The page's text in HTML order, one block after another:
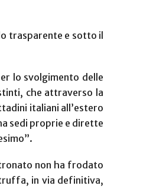
trasparente e sotto il
lo svolgimento delle
che attraverso la
italiani all’estero
sedi proprie e dirette
non ha frodato
in via definitiva,